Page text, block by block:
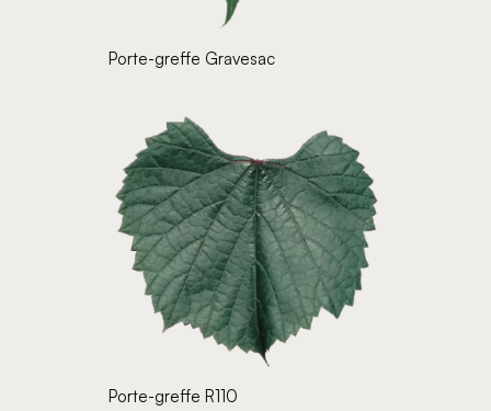
Porte-greffe Gravesac
Porte-greffe R110